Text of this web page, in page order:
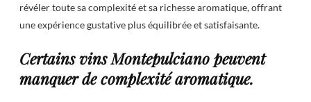
révéler toute sa complexité et sa richesse aromatique, offrant
une expérience gustative plus équilibrée et satisfaisante.
Certains vins Montepulciano peuvent
manquer de complexité aromatique.